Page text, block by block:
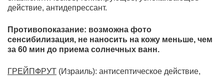
действие, антидепрессант.
Противопоказание: возможна фото
сенсибилизация, не наносить на кожу меньше, чем
за 60 мин до приема солнечных ванн.
ГРЕЙПФРУТ (Израиль): антисептическое действие,